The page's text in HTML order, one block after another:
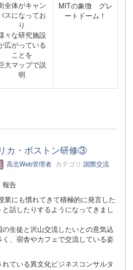
全体がキャン
スになってお
り
々な研究施設
広がっている
ことを
大マップで説
明
MITの象徴 グレ
ートドーム！
カ・ボストン研修③
高北Web管理者 カテゴリ:国際交流
告
業にも慣れてきて積極的に発言した
話したりするようになってきまし
生徒と沢山交流したいとの意気込
、宿舎やカフェで交流している姿
ている異文化ビジネスコンサルタ